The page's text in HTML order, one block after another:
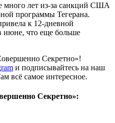
много лет из-за санкций США
программы Тегерана.
к 12-дневной
июне, что еще больше
Секретно»!
и подписывайтесь на наш
всё самое интересное.
Секретно»: